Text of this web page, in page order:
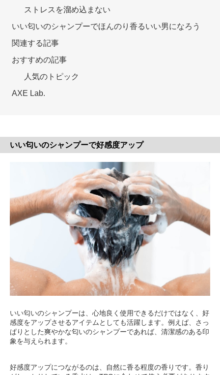
ストレスを溜め込まない
いい匂いのシャンプーでほんのり香るいい男になろう
関連する記事
おすすめの記事
人気のトピック
AXE Lab.
いい匂いのシャンプーで好感度アップ
いい匂いのシャンプーは、心地良く使用できるだけではなく、好
感度をアップさせるアイテムとしても活躍します。例えば、さっ
ぱりとした爽やかな匂いのシャンプーであれば、清潔感のある印
象を与えられます。
好感度アップにつながるのは、自然に香る程度の香りです。香り